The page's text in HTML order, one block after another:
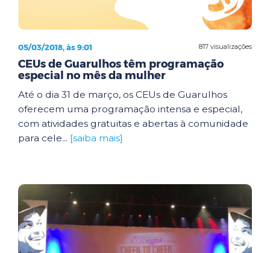
817 visualizações
05/03/2018, às 9:01
CEUs de Guarulhos têm programação
especial no mês da mulher
Até o dia 31 de março, os CEUs de Guarulhos
oferecem uma programação intensa e especial,
com atividades gratuitas e abertas à comunidade
para cele... [saiba mais]